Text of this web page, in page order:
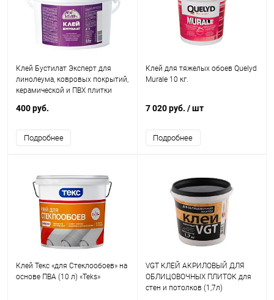
Клей Бустилат Эксперт для
линолеума, ковровых покрытий,
керамической и ПВХ плитки
400 руб.
Подробнее
Клей для тяжелых обоев Quelyd
Murale 10 кг.
7 020 руб. / шт
Подробнее
Клей Текс «для Стеклообоев» на
основе ПВА (10 л) «Teks»
VGT КЛЕЙ АКРИЛОВЫЙ ДЛЯ
ОБЛИЦОВОЧНЫХ ПЛИТОК для
стен и потолков (1,7л)